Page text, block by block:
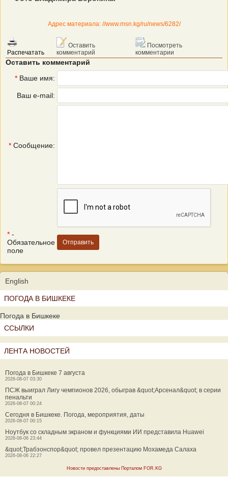
Адрес материала: //www.msn.kg/ru/news/6282/
Распечатать
Оставить
комментарий
Посмотреть
комментарии
Оставить комментарий
* Ваше имя:
Ваш e-mail:
* Сообщение:
* -
Обязательное
поле
English
ПОГОДА В БИШКЕКЕ
Погода в Бишкеке
ССЫЛКИ
ЛЕНТА НОВОСТЕЙ
Погода в Бишкеке 7 августа
2026-08-07 03:30
ПСЖ выиграл Лигу чемпионов 2026, обыграв &quot;Арсенал&quot; в серии
пенальти
2026-08-07 00:24
Сегодня в Бишкеке. Погода, мероприятия, даты
2026-08-07 00:15
Ноутбук со складным экраном и функциями ИИ представила Huawei
2026-08-06 23:44
&quot;Трабзонспор&quot; провел презентацию Мохамеда Салаха
2026-08-06 22:27
Новости предоставлены Порталом FOR.KG